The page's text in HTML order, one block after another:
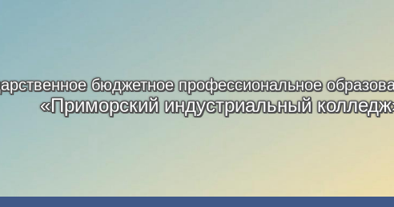
бюджетное профессиональное
«Приморский индустриальный